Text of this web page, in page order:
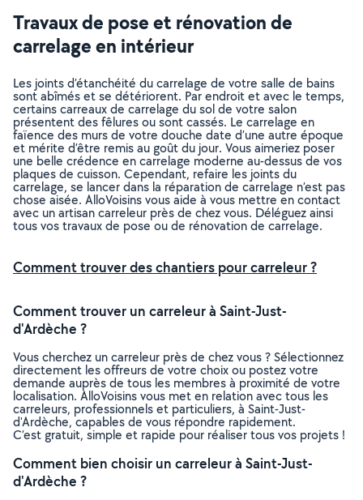
Travaux de pose et rénovation de
carrelage en intérieur
Les joints d’étanchéité du carrelage de votre salle de bains
sont abîmés et se détériorent. Par endroit et avec le temps,
certains carreaux de carrelage du sol de votre salon
présentent des fêlures ou sont cassés. Le carrelage en
faïence des murs de votre douche date d’une autre époque
et mérite d’être remis au goût du jour. Vous aimeriez poser
une belle crédence en carrelage moderne au-dessus de vos
plaques de cuisson. Cependant, refaire les joints du
carrelage, se lancer dans la réparation de carrelage n’est pas
chose aisée. AlloVoisins vous aide à vous mettre en contact
avec un artisan carreleur près de chez vous. Déléguez ainsi
tous vos travaux de pose ou de rénovation de carrelage.
Comment trouver des chantiers pour carreleur ?
Comment trouver un carreleur à Saint-Just-
d'Ardèche ?
Vous cherchez un carreleur près de chez vous ? Sélectionnez
directement les offreurs de votre choix ou postez votre
demande auprès de tous les membres à proximité de votre
localisation. AlloVoisins vous met en relation avec tous les
carreleurs, professionnels et particuliers, à Saint-Just-
d'Ardèche, capables de vous répondre rapidement.
C’est gratuit, simple et rapide pour réaliser tous vos projets !
Comment bien choisir un carreleur à Saint-Just-
d'Ardèche ?